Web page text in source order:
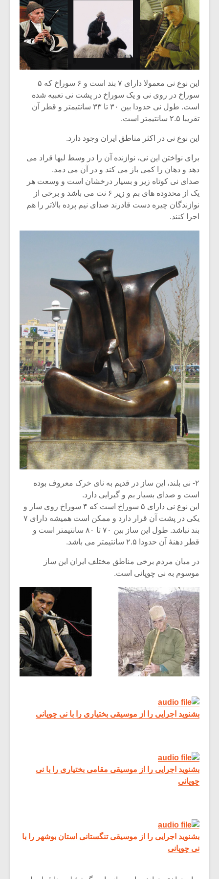
این نوع نی معمولا دارای ۷ بند است و ۶ سوراخ که ۵
سوراخ در روی نی و یک سوراخ در پشت نی تعبیه شده
است. طول نی حدودا بین ۳۰ تا ۳۳ سانتیمتر و قطر آن
تقریبا ۲.۵ سانتیمتر است.
این نوع نی در اکثر مناطق ایران وجود دارد.
برای نواختن این نی، نوازنده آن را در وسط لبها قراد می
دهد و دهان را کمی باز می کند و در آن می دمد.
صدای نی کوتاه زیر و بسیار درخشان است و وسعت هر
یک از محدوده های بم و زیر ۶ نت می باشد و برخی از
نوازندگان چیره دست قادرند صدای نیم پرده بالاتر را هم
اجرا کنند.
۲- نی بلند، این ساز در قدیم به نای خرک معروف بوده
است و صدای بسیار بم و گیرایی دارد.
این نوع نی دارای ۵ سوراخ است که ۴ سوراخ روی ساز و
یکی در پشت آن قرار دارد و ممکن است همیشه دارای ۷
بند نباشد. طول این ساز بین ۷۰ تا ۸۰ سانتیمتر است و
قطر دهنۀ آن حدودا ۲.۵ سانتیمتر می باشد.
در میان مردم برخی مناطق مختلف ایران این ساز
موسوم به نی چوپانی است.
بشنوید اجرایی را از موسیقی بختیاری را با نی چوپانی
بشنوید اجرایی را از موسیقی مقامی بختیاری را با نی
چوپانی
بشنوید اجرایی را از موسیقی تنگستانی استان بوشهر را با
نی چوپانی